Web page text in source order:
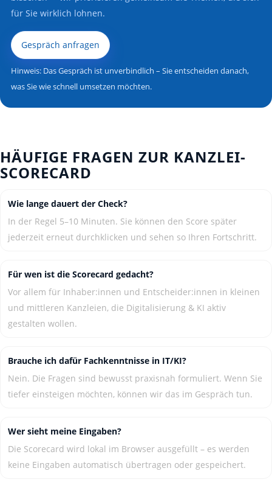
für Sie wirklich lohnen.
Gespräch anfragen
Hinweis: Das Gespräch ist unverbindlich – Sie entscheiden danach,
was Sie wie schnell umsetzen möchten.
HÄUFIGE FRAGEN ZUR KANZLEI-
SCORECARD
Wie lange dauert der Check?
In der Regel 5–10 Minuten. Sie können den Score später
jederzeit erneut durchklicken und sehen so Ihren Fortschritt.
Für wen ist die Scorecard gedacht?
Vor allem für Inhaber:innen und Entscheider:innen in kleinen
und mittleren Kanzleien, die Digitalisierung & KI aktiv
gestalten wollen.
Brauche ich dafür Fachkenntnisse in IT/KI?
Nein. Die Fragen sind bewusst praxisnah formuliert. Wenn Sie
tiefer einsteigen möchten, können wir das im Gespräch tun.
Wer sieht meine Eingaben?
Die Scorecard wird lokal im Browser ausgefüllt – es werden
keine Eingaben automatisch übertragen oder gespeichert.